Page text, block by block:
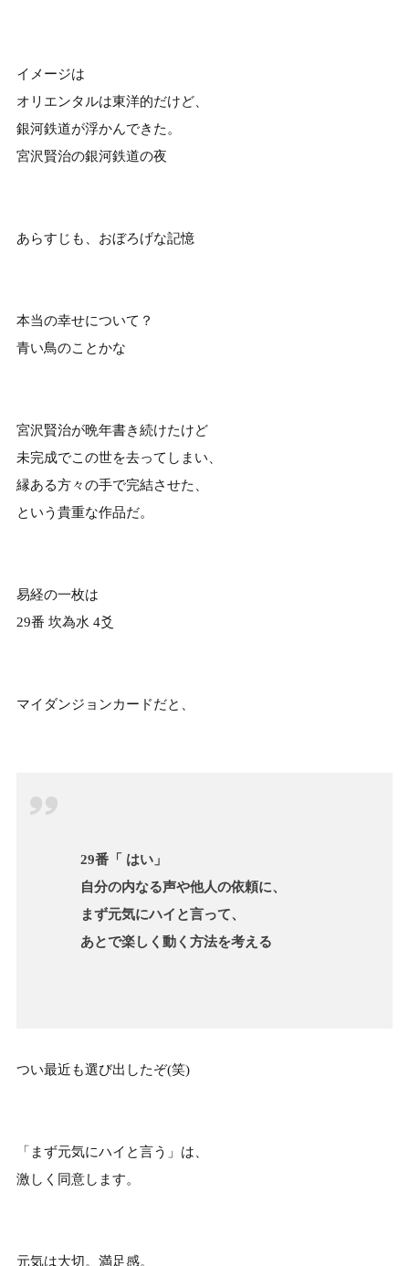
イメージは
オリエンタルは東洋的だけど、
銀河鉄道が浮かんできた。
宮沢賢治の銀河鉄道の夜
あらすじも、おぼろげな記憶
本当の幸せについて？
青い鳥のことかな
宮沢賢治が晩年書き続けたけど
未完成でこの世を去ってしまい、
縁ある方々の手で完結させた、
という貴重な作品だ。
易経の一枚は
29番 坎為水 4爻
マイダンジョンカードだと、
29番「 はい」
自分の内なる声や他人の依頼に、
まず元気にハイと言って、
あとで楽しく動く方法を考える
つい最近も選び出したぞ(笑)
「まず元気にハイと言う」は、
激しく同意します。
元気は大切。満足感。